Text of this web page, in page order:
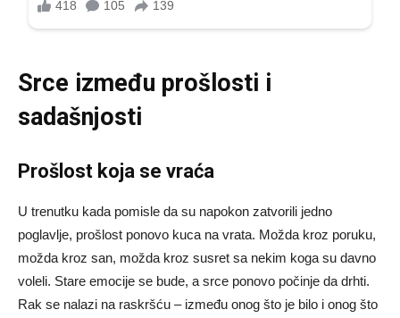
Srce između prošlosti i
sadašnjosti
Prošlost koja se vraća
U trenutku kada pomisle da su napokon zatvorili jedno
poglavlje, prošlost ponovo kuca na vrata. Možda kroz poruku,
možda kroz san, možda kroz susret sa nekim koga su davno
voleli. Stare emocije se bude, a srce ponovo počinje da drhti.
Rak se nalazi na raskršću – između onog što je bilo i onog što